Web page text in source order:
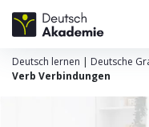
Deutsch lernen | Deutsche
Verb Verbindungen